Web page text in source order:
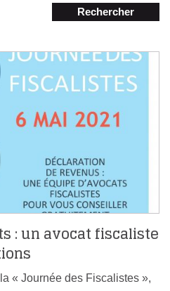
Rechercher
: un avocat fiscaliste
« Journée des Fiscalistes »,